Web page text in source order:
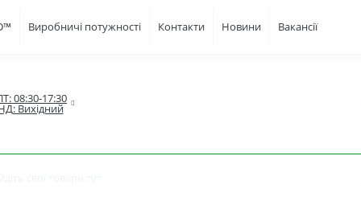
Виробничі потужності Контакти Новини Вакансії
08:30-17:30
Вихідний